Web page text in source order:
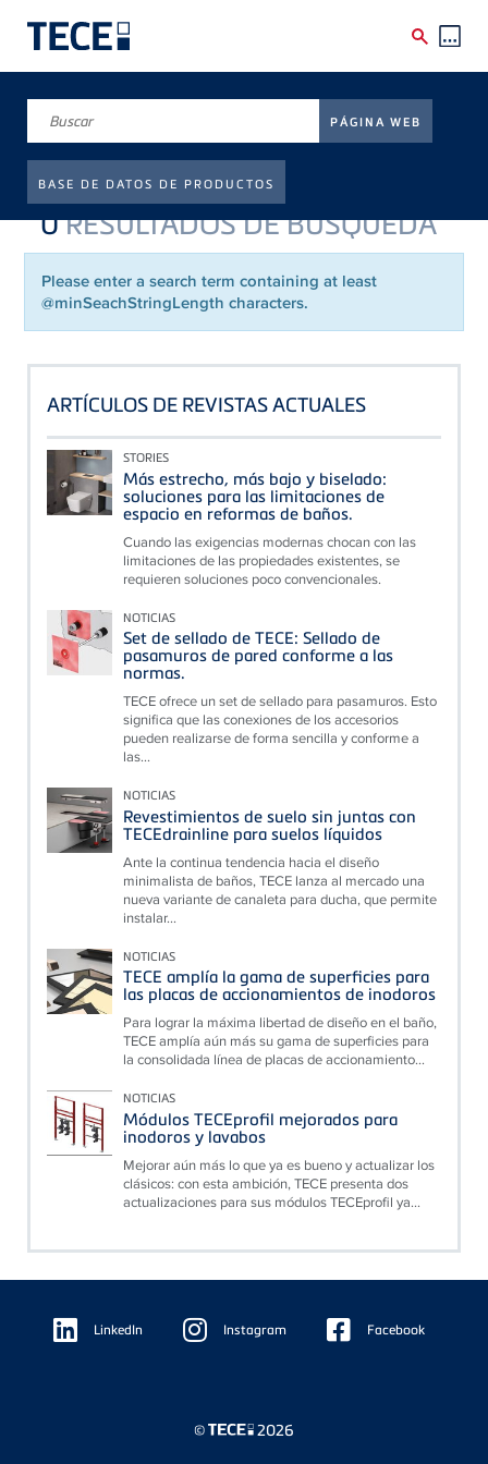
PÁGINA WEB
BASE DE DATOS DE PRODUCTOS
Breadcrumb
Página de inicio
SUCHE
0RESULTADOS DE BÚSQUEDA
Please enter a search term containing at least
@minSeachStringLength characters.
ARTÍCULOS DE REVISTAS ACTUALES
STORIES
Más estrecho, más bajo y biselado:
soluciones para las limitaciones de
espacio en reformas de baños.
Cuando las exigencias modernas chocan con las
limitaciones de las propiedades existentes, se
requieren soluciones poco convencionales.
NOTICIAS
Set de sellado de TECE: Sellado de
pasamuros de pared conforme a las
normas.
TECE ofrece un set de sellado para pasamuros. Esto
significa que las conexiones de los accesorios
pueden realizarse de forma sencilla y conforme a
las...
NOTICIAS
Revestimientos de suelo sin juntas con
TECEdrainline para suelos líquidos
Ante la continua tendencia hacia el diseño
minimalista de baños, TECE lanza al mercado una
nueva variante de canaleta para ducha, que permite
instalar...
NOTICIAS
TECE amplía la gama de superficies para
las placas de accionamientos de inodoros
Para lograr la máxima libertad de diseño en el baño,
TECE amplía aún más su gama de superficies para
la consolidada línea de placas de accionamiento...
NOTICIAS
Módulos TECEprofil mejorados para
inodoros y lavabos
Mejorar aún más lo que ya es bueno y actualizar los
clásicos: con esta ambición, TECE presenta dos
actualizaciones para sus módulos TECEprofil ya...
Floating
Sidebar LinkedIn Instagram Facebook
© 2026